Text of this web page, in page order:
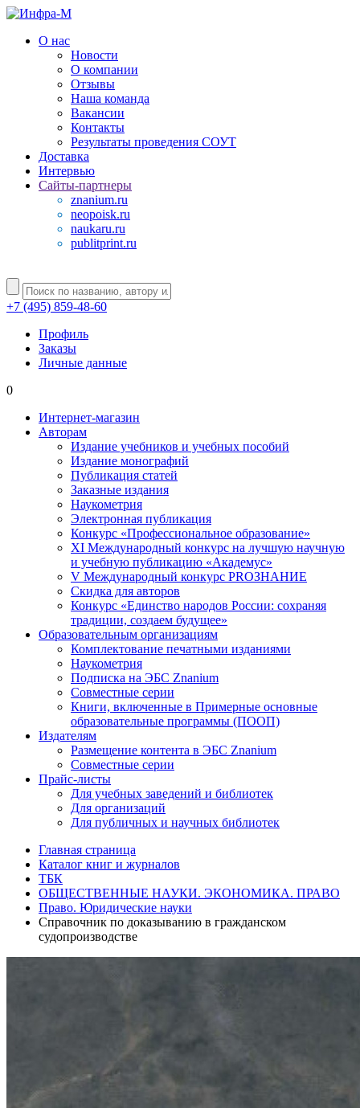
О нас
Новости
О компании
Отзывы
Наша команда
Вакансии
Контакты
Результаты проведения СОУТ
Доставка
Интервью
Сайты-партнеры
znanium.ru
neopoisk.ru
naukaru.ru
publitprint.ru
+7 (495) 859-48-60
Профиль
Заказы
Личные данные
0
Интернет-магазин
Авторам
Издание учебников и учебных пособий
Издание монографий
Публикация статей
Заказные издания
Наукометрия
Электронная публикация
Конкурс «Профессиональное образование»
XI Международный конкурс на лучшую научную
и учебную публикацию «Академус»
V Международный конкурс PROЗНАНИЕ
Скидка для авторов
Конкурс «Единство народов России: сохраняя
традиции, создаем будущее»
Образовательным организациям
Комплектование печатными изданиями
Наукометрия
Подписка на ЭБС Znanium
Совместные серии
Книги, включенные в Примерные основные
образовательные программы (ПООП)
Издателям
Размещение контента в ЭБС Znanium
Совместные серии
Прайс-листы
Для учебных заведений и библиотек
Для организаций
Для публичных и научных библиотек
Главная страница
Каталог книг и журналов
ТБК
ОБЩЕСТВЕННЫЕ НАУКИ. ЭКОНОМИКА. ПРАВО
Право. Юридические науки
Справочник по доказыванию в гражданском
судопроизводстве